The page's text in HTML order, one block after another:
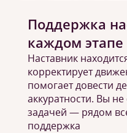
Поддержка
каждом этапе
Наставник
корректирует
помогает довести
аккуратности. Вы
задачей — рядом
поддержка